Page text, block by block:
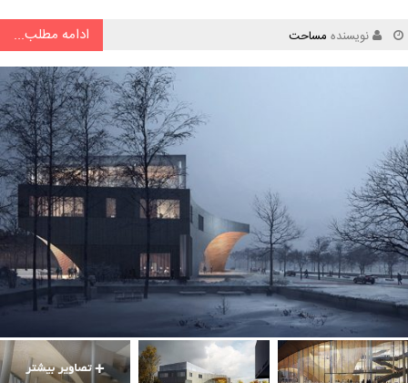
نویسنده مساحت ادامه مطلب...